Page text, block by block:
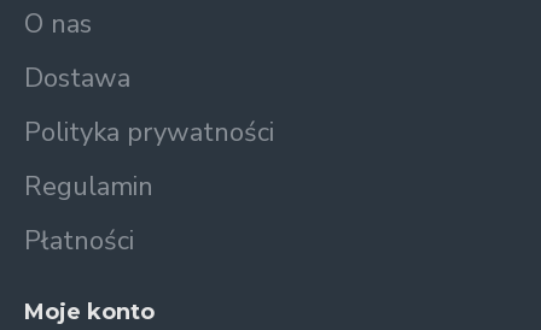
O nas
Dostawa
Polityka prywatności
Regulamin
Płatności
Moje konto